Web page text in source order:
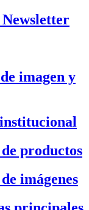
imagen y
productos
imágenes